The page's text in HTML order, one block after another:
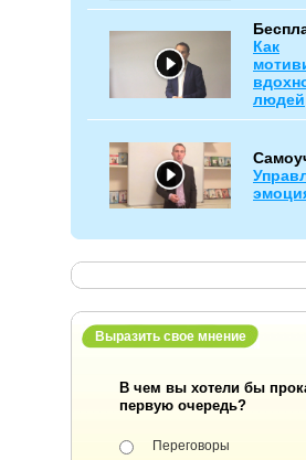
Как
людей
Выразить свое мнение
В чем вы хотели бы
первую очередь?
Переговоры